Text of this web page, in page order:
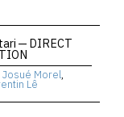
— DIRECT
Josué Morel,
Lê